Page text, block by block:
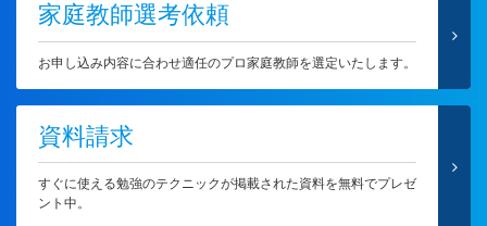
家庭教師選考依頼
お申し込み内容に合わせ適任のプロ家庭教師を選定いたします。
資料請求
すぐに使える勉強のテクニックが掲載された資料を無料でプレゼ
ント中。